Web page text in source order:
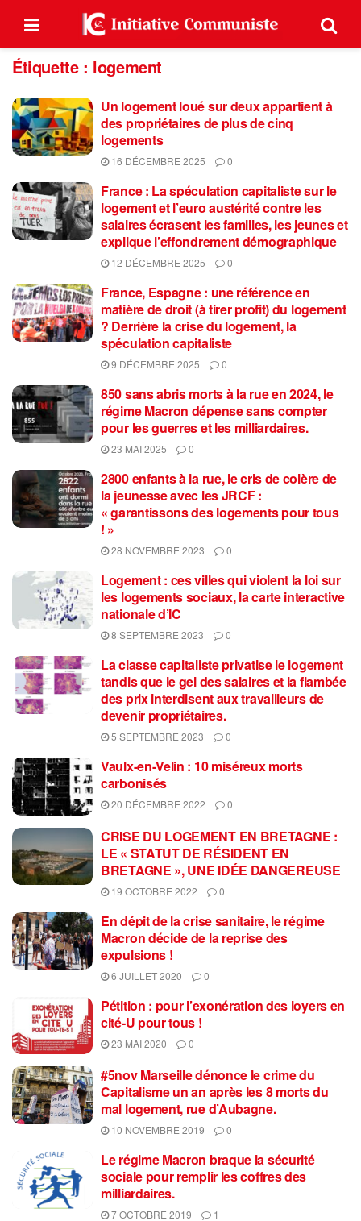
Étiquette : logement
Un logement loué sur deux appartient à
des propriétaires de plus de cinq
logements
16 DÉCEMBRE 2025 0
France : La spéculation capitaliste sur le
logement et l’euro austérité contre les
salaires écrasent les familles, les jeunes et
explique l’effondrement démographique
12 DÉCEMBRE 2025 0
France, Espagne : une référence en
matière de droit (à tirer profit) du logement
? Derrière la crise du logement, la
spéculation capitaliste
9 DÉCEMBRE 2025 0
850 sans abris morts à la rue en 2024, le
régime Macron dépense sans compter
pour les guerres et les milliardaires.
23 MAI 2025 0
2800 enfants à la rue, le cris de colère de
la jeunesse avec les JRCF :
« garantissons des logements pour tous
! »
28 NOVEMBRE 2023 0
Logement : ces villes qui violent la loi sur
les logements sociaux, la carte interactive
nationale d’IC
8 SEPTEMBRE 2023 0
La classe capitaliste privatise le logement
tandis que le gel des salaires et la flambée
des prix interdisent aux travailleurs de
devenir propriétaires.
5 SEPTEMBRE 2023 0
Vaulx-en-Velin : 10 miséreux morts
carbonisés
20 DÉCEMBRE 2022 0
CRISE DU LOGEMENT EN BRETAGNE :
LE « STATUT DE RÉSIDENT EN
BRETAGNE », UNE IDÉE DANGEREUSE
19 OCTOBRE 2022 0
En dépit de la crise sanitaire, le régime
Macron décide de la reprise des
expulsions !
6 JUILLET 2020 0
Pétition : pour l’exonération des loyers en
cité-U pour tous !
23 MAI 2020 0
#5nov Marseille dénonce le crime du
Capitalisme un an après les 8 morts du
mal logement, rue d’Aubagne.
10 NOVEMBRE 2019 0
Le régime Macron braque la sécurité
sociale pour remplir les coffres des
milliardaires.
7 OCTOBRE 2019 1